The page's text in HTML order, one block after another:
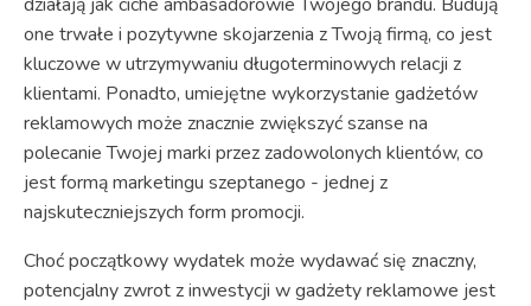
one trwałe i pozytywne skojarzenia z Twoją firmą, co jest
kluczowe w utrzymywaniu długoterminowych relacji z
klientami. Ponadto, umiejętne wykorzystanie gadżetów
reklamowych może znacznie zwiększyć szanse na
polecanie Twojej marki przez zadowolonych klientów, co
jest formą marketingu szeptanego - jednej z
najskuteczniejszych form promocji.
Choć początkowy wydatek może wydawać się znaczny,
potencjalny zwrot z inwestycji w gadżety reklamowe jest